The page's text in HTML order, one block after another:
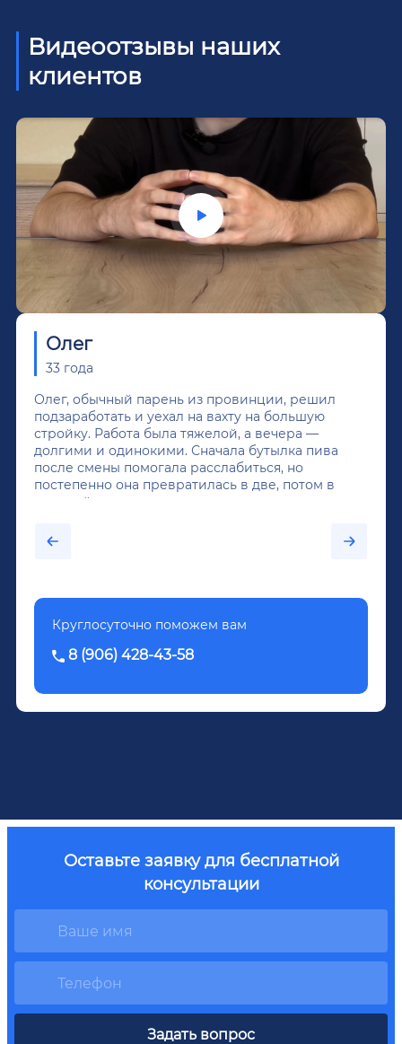
Видеоотзывы наших
клиентов
Олег
33 года
Олег, обычный парень из провинции, решил
подзаработать и уехал на вахту на большую
стройку. Работа была тяжелой, а вечера —
долгими и одинокими. Сначала бутылка пива
после смены помогала расслабиться, но
постепенно она превратилась в две, потом в
крепкий алкоголь, и вот он уже пил почти
было назначено кодирование по методу
Довженко.
Круглосуточно поможем вам
8 (906) 428-43-58
Оставьте заявку для бесплатной
консультации
Задать вопрос